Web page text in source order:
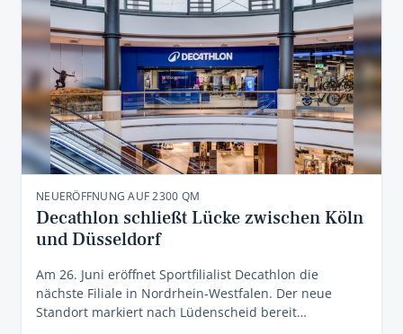
NEUERÖFFNUNG AUF 2300 QM
Decathlon schließt Lücke zwischen Köln
und Düsseldorf
Am 26. Juni eröffnet Sportfilialist Decathlon die
nächste Filiale in Nordrhein-Westfalen. Der neue
Standort markiert nach Lüdenscheid bereit…